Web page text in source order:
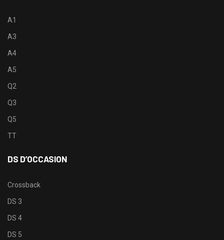
A1
A3
A4
A5
Q2
Q3
Q5
TT
DS D’OCCASION
Crossback
DS 3
DS 4
DS 5